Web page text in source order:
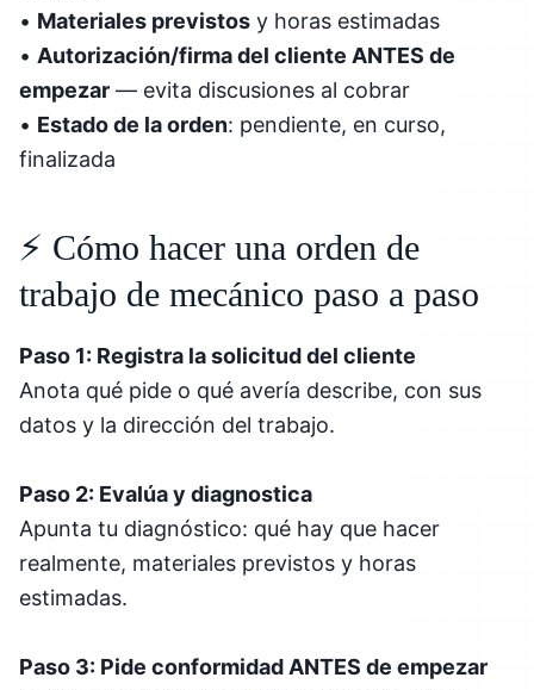
• Materiales previstos y horas estimadas
• Autorización/firma del cliente ANTES de
empezar — evita discusiones al cobrar
• Estado de la orden: pendiente, en curso,
finalizada
⚡ Cómo hacer una orden de
trabajo de mecánico paso a paso
Paso 1: Registra la solicitud del cliente
Anota qué pide o qué avería describe, con sus
datos y la dirección del trabajo.
Paso 2: Evalúa y diagnostica
Apunta tu diagnóstico: qué hay que hacer
realmente, materiales previstos y horas
estimadas.
Paso 3: Pide conformidad ANTES de empezar